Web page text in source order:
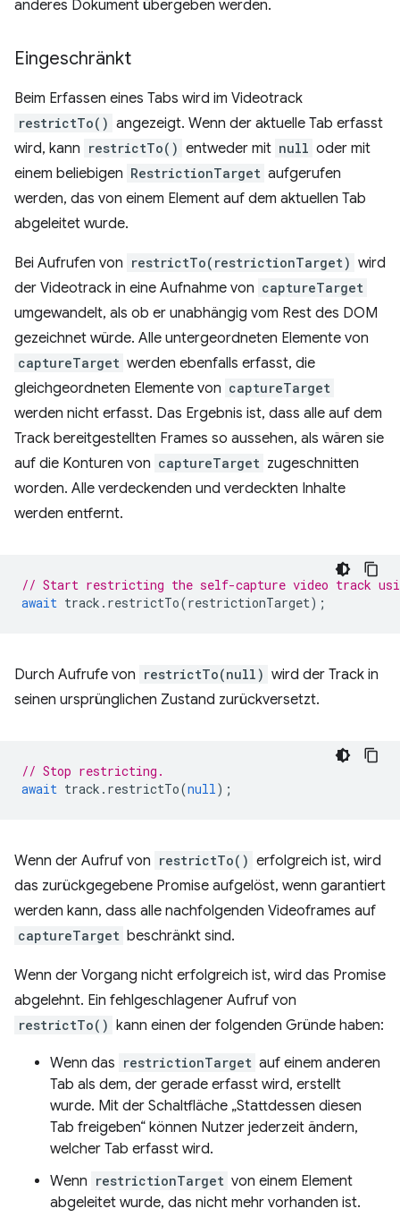
anderes Dokument übergeben werden.
Eingeschränkt
Beim Erfassen eines Tabs wird im Videotrack
restrictTo() angezeigt. Wenn der aktuelle Tab erfasst
wird, kann restrictTo() entweder mit null oder mit
einem beliebigen RestrictionTarget aufgerufen
werden, das von einem Element auf dem aktuellen Tab
abgeleitet wurde.
Bei Aufrufen von restrictTo(restrictionTarget) wird
der Videotrack in eine Aufnahme von captureTarget
umgewandelt, als ob er unabhängig vom Rest des DOM
gezeichnet würde. Alle untergeordneten Elemente von
captureTarget werden ebenfalls erfasst, die
gleichgeordneten Elemente von captureTarget
werden nicht erfasst. Das Ergebnis ist, dass alle auf dem
Track bereitgestellten Frames so aussehen, als wären sie
auf die Konturen von captureTarget zugeschnitten
worden. Alle verdeckenden und verdeckten Inhalte
werden entfernt.
// Start restricting the self-capture video track
await track . restrictTo(restrictionTarget);
Durch Aufrufe von restrictTo(null) wird der Track in
seinen ursprünglichen Zustand zurückversetzt.
// Stop restricting.
await track . restrictTo(null );
Wenn der Aufruf von restrictTo() erfolgreich ist, wird
das zurückgegebene Promise aufgelöst, wenn garantiert
werden kann, dass alle nachfolgenden Videoframes auf
captureTarget beschränkt sind.
Wenn der Vorgang nicht erfolgreich ist, wird das Promise
abgelehnt. Ein fehlgeschlagener Aufruf von
restrictTo() kann einen der folgenden Gründe haben:
Wenn das restrictionTarget auf einem anderen
Tab als dem, der gerade erfasst wird, erstellt
wurde. Mit der Schaltfläche „Stattdessen diesen
Tab freigeben“ können Nutzer jederzeit ändern,
welcher Tab erfasst wird.
Wenn restrictionTarget von einem Element
abgeleitet wurde, das nicht mehr vorhanden ist.